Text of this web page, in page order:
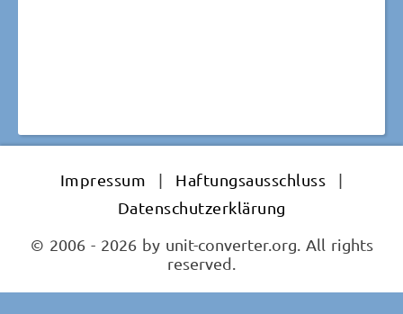
Impressum | Haftungsausschluss
|
Datenschutzerklärung
© 2006 - 2026 by unit-converter.org. All rights
reserved.